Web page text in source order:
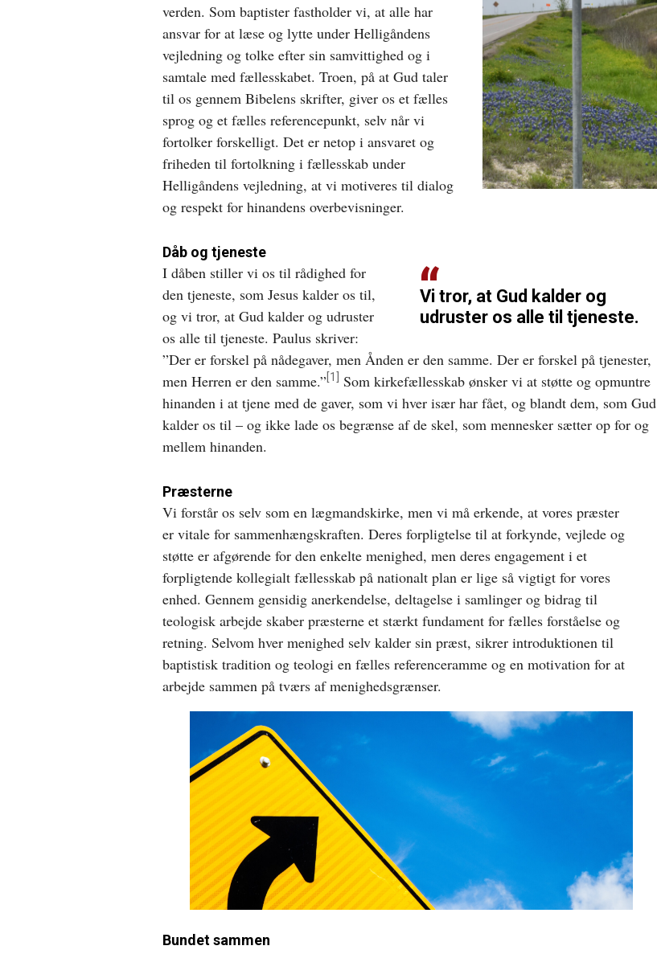
verden. Som baptister fastholder vi, at alle har
ansvar for at læse og lytte under Helligåndens
vejledning og tolke efter sin samvittighed og i
samtale med fællesskabet. Troen, på at Gud taler
til os gennem Bibelens skrifter, giver os et fælles
sprog og et fælles referencepunkt, selv når vi
fortolker forskelligt. Det er netop i ansvaret og
friheden til fortolkning i fællesskab under
Helligåndens vejledning, at vi motiveres til dialog
og respekt for hinandens overbevisninger.
Dåb og tjeneste
Vi tror, at Gud kalder og
udruster os alle til tjeneste.
I dåben stiller vi os til rådighed for
den tjeneste, som Jesus kalder os til,
og vi tror, at Gud kalder og udruster
os alle til tjeneste. Paulus skriver:
”Der er forskel på nådegaver, men Ånden er den samme. Der er forskel på tjenester,
men Herren er den samme.” [1]
Som kirkefællesskab ønsker vi at støtte og opmuntre
hinanden i at tjene med de gaver, som vi hver især har fået, og blandt dem, som Gud
kalder os til – og ikke lade os begrænse af de skel, som mennesker sætter op for og
mellem hinanden.
Præsterne
Vi forstår os selv som en lægmandskirke, men vi må erkende, at vores præster
er vitale for sammenhængskraften. Deres forpligtelse til at forkynde, vejlede og
støtte er afgørende for den enkelte menighed, men deres engagement i et
forpligtende kollegialt fællesskab på nationalt plan er lige så vigtigt for vores
enhed. Gennem gensidig anerkendelse, deltagelse i samlinger og bidrag til
teologisk arbejde skaber præsterne et stærkt fundament for fælles forståelse og
retning. Selvom hver menighed selv kalder sin præst, sikrer introduktionen til
baptistisk tradition og teologi en fælles referenceramme og en motivation for at
arbejde sammen på tværs af menighedsgrænser.
Bundet sammen